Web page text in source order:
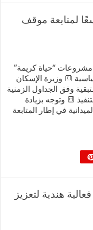
لمتابعة موقف
“حياة كريمة”
🔳 وزيرة الإسكان
وفق الجداول الزمنية
🔳 وتوجه بزيادة
في إطار المتابعة
هندية لتعزيز